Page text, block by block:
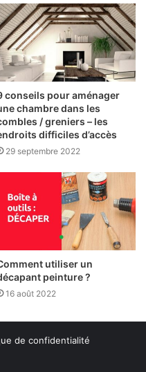
conseils pour aménager
chambre dans les
/ greniers – les
difficiles d’accès
29 septembre 2022
utiliser un
peinture ?
16 août 2022
de confidentialité